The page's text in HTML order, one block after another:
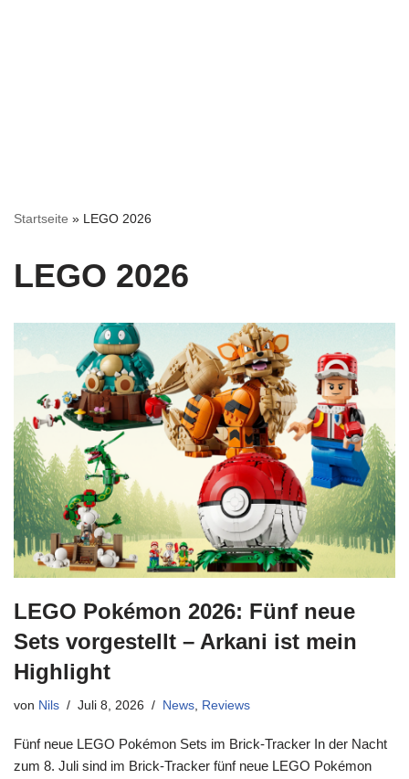
Startseite » LEGO 2026
LEGO 2026
LEGO Pokémon 2026: Fünf neue
Sets vorgestellt – Arkani ist mein
Highlight
von Nils Juli 8, 2026 News, Reviews
Fünf neue LEGO Pokémon Sets im Brick-Tracker In der Nacht
zum 8. Juli sind im Brick-Tracker fünf neue LEGO Pokémon